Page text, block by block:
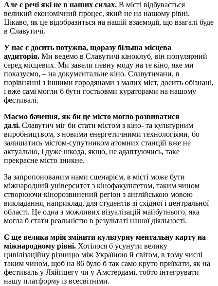
Але є речі які не в наших силах. В місті відбувається
великий економічний процес, який не на нашому рівні.
Цікаво, як це відобразиться на нашій взаємодії, що взагалі буде
в Славутичі.
У нас є досить потужна, щоразу більша місцева
аудиторія. Ми ведемо в Славутичі кіноклуб, він популярний
серед місцевих. Ми завели певну моду на те кіно, яке ми
показуємо, – на документальне кіно. Славутичани, в
порівнянні з іншими городянами з малих міст, досить обізнані,
і вже самі могли б бути гостьовми кураторами на нашому
фестивалі.
Маємо бачення, як би це місто могло розвиватися
далі. Славутич міг би стати містом з кіно- та культурним
виробництвом, з новими енергетичними технологіями, бо
залишатись містом-супутником атомних станцій вже не
актуально, і дуже шкода, якщо, не адаптуючись, таке
прекрасне місто зникне.
За запропонованим нами сценарієм, в місті може бути
міжнародний університет з кінофакультетом, таким чином
створюючи кінорозвинений регіон з англійською мовою
викладання, наприклад, для студентів зі східної і центральної
області. Це одна з можливих візуалізацій майбутнього, яка
могла б стати реальністю в результаті нашої діяльності.
Є ще велика мрія змінити культурну ментальну карту на
міжнародному рівні. Хотілося б усунути велику
цивілізаційну різницю між Україною й світом, в тому числі
таким чином, щоб на 86 було б так само круто приїхати, як на
фестиваль у Ляйпцегу чи у Амстердамі, тобто інтегрувати
нашу платформу із всесвітніми.